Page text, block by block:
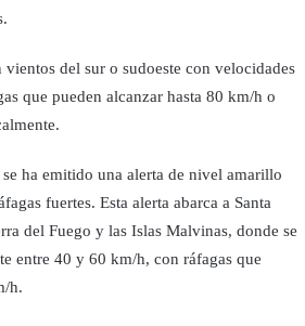
vientos del sur o sudoeste con velocidades
que pueden alcanzar hasta 80 km/h o
ha emitido una alerta de nivel amarillo
fuertes. Esta alerta abarca a Santa
del Fuego y las Islas Malvinas, donde se
entre 40 y 60 km/h, con ráfagas que
h.